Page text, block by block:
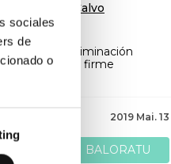
sociales
de
o
Pérez Calvo
con la eliminación
impuesto es firme
2019 Mai. 13
BALORATU